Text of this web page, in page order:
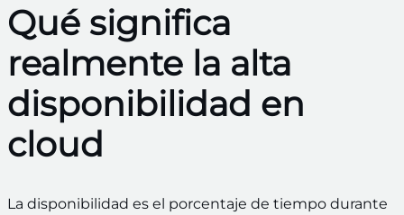
Qué significa
realmente la alta
disponibilidad en
cloud
La disponibilidad es el porcentaje de tiempo durante